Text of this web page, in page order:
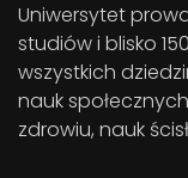
Uniwersytet
studiów i blisko
wszystkich
nauk
zdrowiu, nauk